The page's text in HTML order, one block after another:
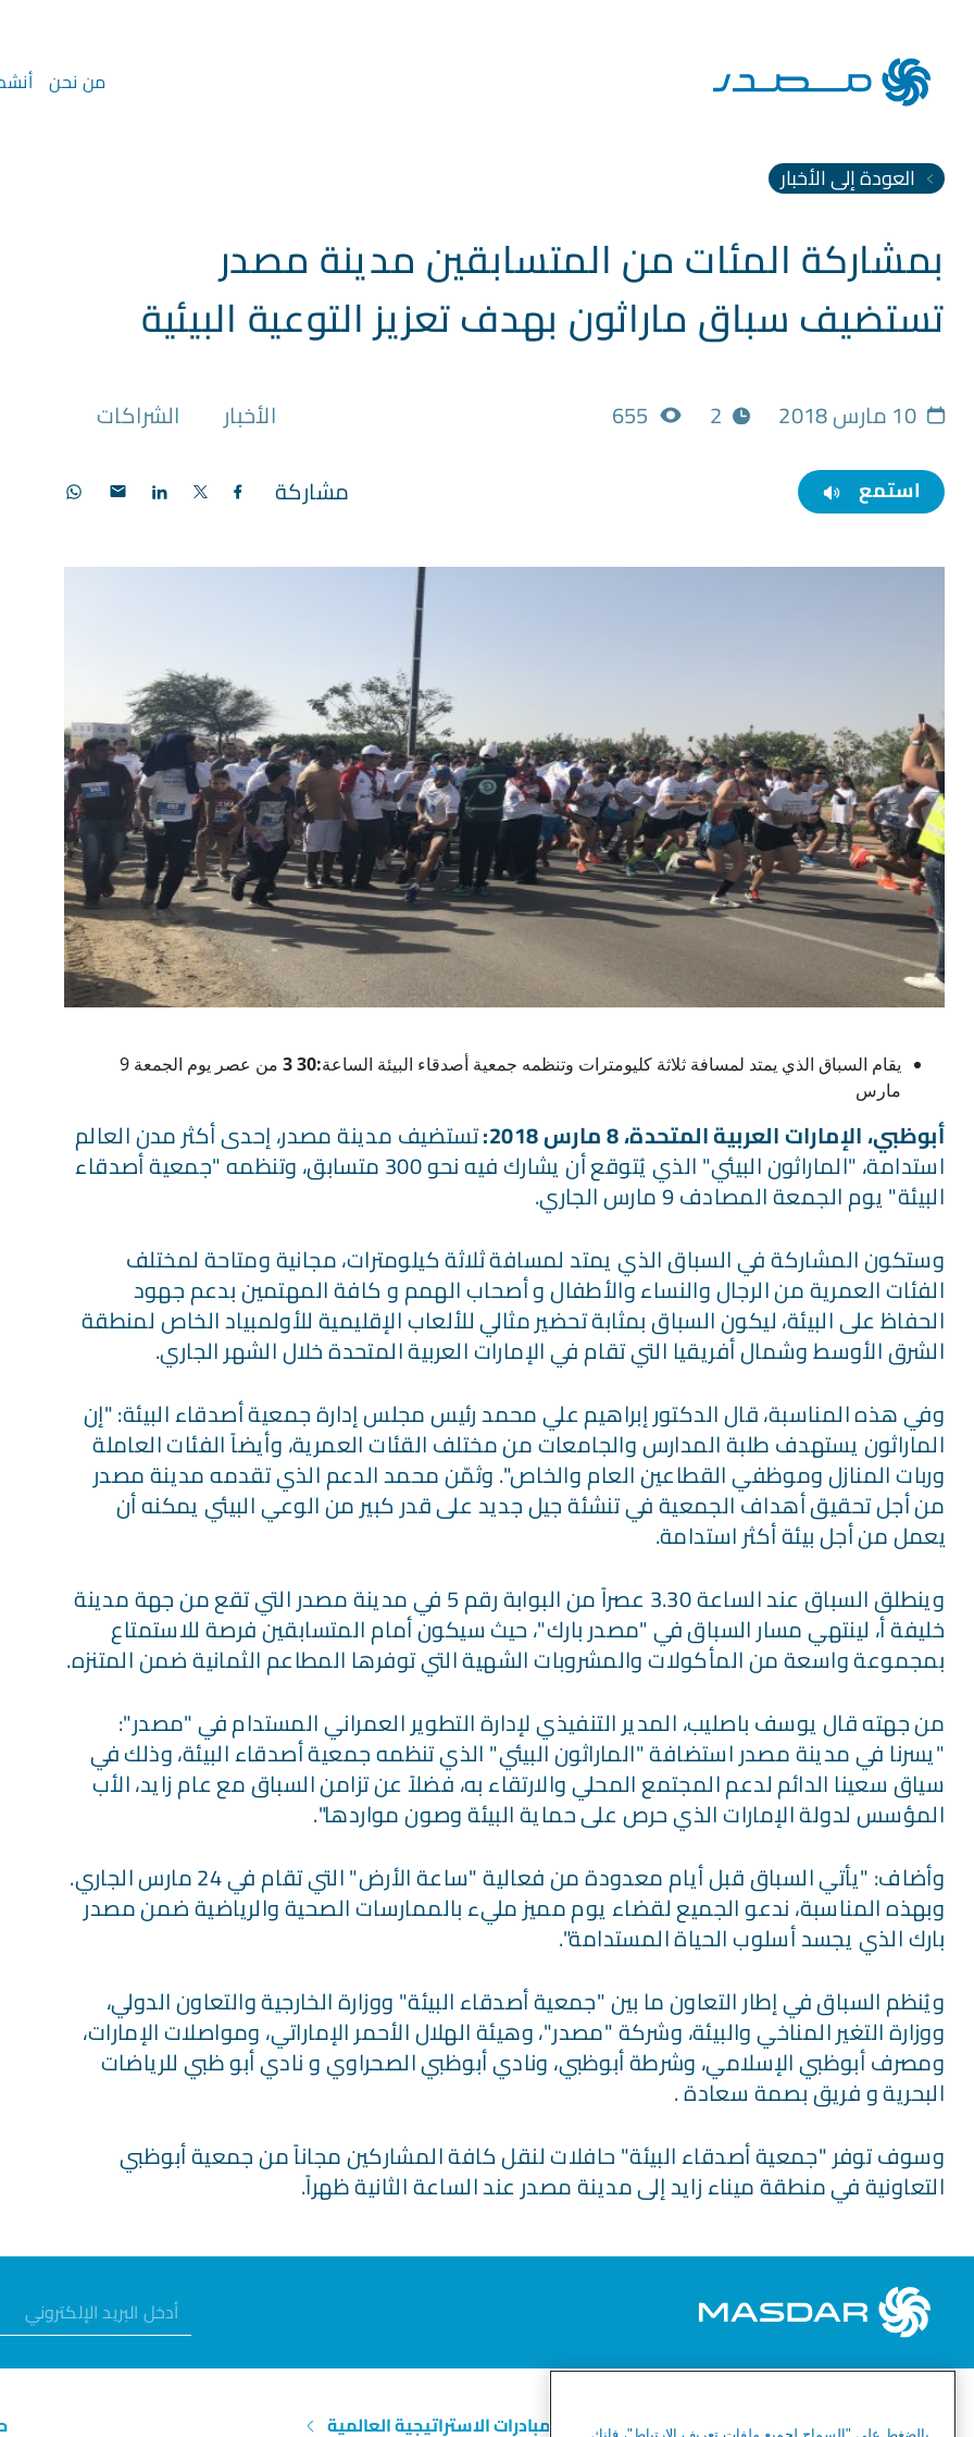
من نحن
العودة إلى الأخبار
​بمشاركة المئات من المتسابقين مدينة مصدر
تستضيف سباق ماراثون بهدف تعزيز التوعية البيئية
10 مارس 2018 2
655 الأخبار الشراكات
استمع مشاركة
يقام السباق الذي يمتد لمسافة ثلاثة كليومترات وتنظمه جمعية أصدقاء البيئة الساعة:30
3
من عصر يوم الجمعة 9
مارس
أبوظبي، الإمارات العربية المتحدة،8مارس 2018: تستضيف مدينة مصدر، إحدى أكثر مدن العالم
استدامة، "الماراثون البيئي" الذي يُتوقع أن يشارك فيه نحو 300 متسابق، وتنظمه "جمعية أصدقاء
البيئة" يوم الجمعة المصادف 9 مارس الجاري.
وستكون المشاركة في السباق الذي يمتد لمسافة ثلاثة كيلومترات، مجانية ومتاحة لمختلف
الفئات العمرية من الرجال والنساء والأطفال و أصحاب الهمم و كافة المهتمين بدعم جهود
الحفاظ على البيئة، ليكون السباق بمثابة تحضير مثالي للألعاب الإقليمية للأولمبياد الخاص لمنطقة
الشرق الأوسط وشمال أفريقيا التي تقام في الإمارات العربية المتحدة خلال الشهر الجاري.
وفي هذه المناسبة، قال الدكتور إبراهيم علي محمد رئيس مجلس إدارة جمعية أصدقاء البيئة: "إن
الماراثون يستهدف طلبة المدارس والجامعات من مختلف القئات العمرية، وأيضاً الفئات العاملة
وربات المنازل وموظفي القطاعين العام والخاص". وثمّن محمد الدعم الذي تقدمه مدينة مصدر
من أجل تحقيق أهداف الجمعية في تنشئة جيل جديد على قدر كبير من الوعي البيئي يمكنه أن
يعمل من أجل بيئة أكثر استدامة.
وينطلق السباق عند الساعة 3.30 عصراً من البوابة رقم 5 في مدينة مصدر التي تقع من جهة مدينة
خليفة أ، لينتهي مسار السباق في "مصدر بارك"، حيث سيكون أمام المتسابقين فرصة للاستمتاع
بمجموعة واسعة من المأكولات والمشروبات الشهية التي توفرها المطاعم الثمانية ضمن المتنزه.
من جهته قال يوسف باصليب، المدير التنفيذي لإدارة التطوير العمراني المستدام في "مصدر":
"يسرنا في مدينة مصدر استضافة "الماراثون البيئي" الذي تنظمه جمعية أصدقاء البيئة، وذلك في
سياق سعينا الدائم لدعم المجتمع المحلي والارتقاء به، فضلاً عن تزامن السباق مع عام زايد، الأب
المؤسس لدولة الإمارات الذي حرص على حماية البيئة وصون مواردها".
وأضاف: "يأتي السباق قبل أيام معدودة من فعالية "ساعة الأرض" التي تقام في 24 مارس الجاري.
وبهذه المناسبة، ندعو الجميع لقضاء يوم مميز مليء بالممارسات الصحية والرياضية ضمن مصدر
بارك الذي يجسد أسلوب الحياة المستدامة".
ويُنظم السباق في إطار التعاون ما بين "جمعية أصدقاء البيئة" ووزارة الخارجية والتعاون الدولي،
ووزارة التغير المناخي والبيئة، وشركة "مصدر"، وهيئة الهلال الأحمر الإماراتي، ومواصلات الإمارات،
ومصرف أبوظبي الإسلامي، وشرطة أبوظبي، ونادي أبوظبي الصحراوي و نادي أبو ظبي للرياضات
البحرية و فريق بصمة سعادة .
وسوف توفر "جمعية أصدقاء البيئة" حافلات لنقل كافة المشاركين مجاناً من جمعية أبوظبي
التعاونية في منطقة ميناء زايد إلى مدينة مصدر عند الساعة الثانية ظهراً.
الطاقة المتجددة الهيدروجين الأخضر المبادرات الاستراتيجية العالمية